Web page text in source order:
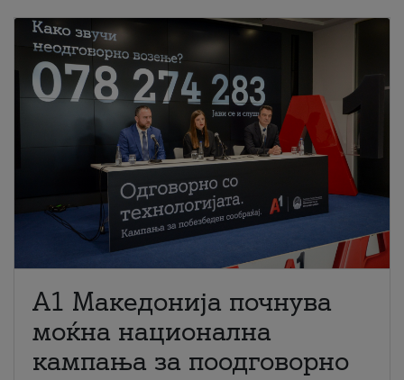
A1 Македонија почнува
моќна национална
кампања за поодговорно